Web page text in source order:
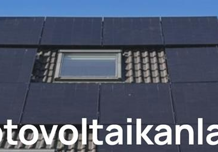
✓Stromspeicher und